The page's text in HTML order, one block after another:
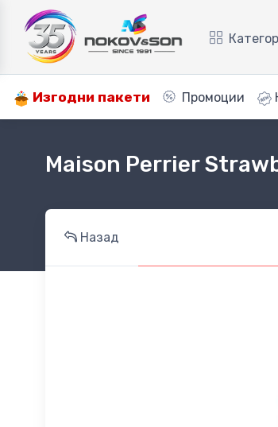
Изгодни пакети Промоции
Maison Perrier
Назад